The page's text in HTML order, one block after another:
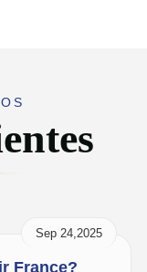
Sep 24,2025
France?